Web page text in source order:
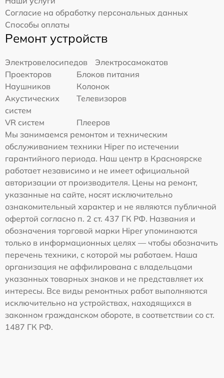
Согласие на обработку персональных данных
Способы оплаты
Ремонт устройств
Электровелосипедов
Электросамокатов
Проекторов
Блоков питания
Наушников
Колонок
Акустических
систем
Телевизоров
VR систем
Плееров
Мы занимаемся ремонтом и техническим
обслуживанием техники Hiper по истечении
гарантийного периода. Наш центр в Красноярске
работает независимо и не имеет официальной
авторизации от производителя. Цены на ремонт,
указанные на сайте, носят исключительно
ознакомительный характер и не являются публичной
офертой согласно п. 2 ст. 437 ГК РФ. Названия и
обозначения торговой марки Hiper упоминаются
только в информационных целях — чтобы обозначить
перечень техники, с которой мы работаем. Наша
организация не аффилирована с владельцами
указанных товарных знаков и не представляет их
интересы. Все виды ремонтных работ выполняются
исключительно на устройствах, находящихся в
законном гражданском обороте, в соответствии со ст.
1487 ГК РФ.